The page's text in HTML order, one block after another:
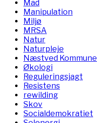
Mad
Manipulation
Miljø
MRSA
Natur
Naturpleje
Næstved Kommune
Økologi
Reguleringsjagt
Resistens
rewilding
Skov
Socialdemokratiet